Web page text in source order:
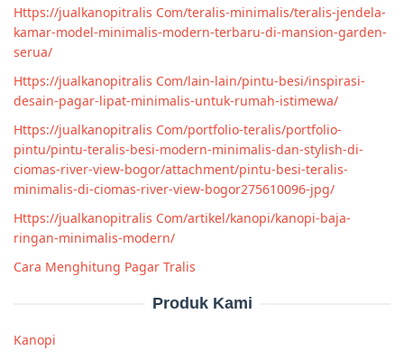
Https://jualkanopitralis Com/teralis-minimalis/teralis-jendela-
kamar-model-minimalis-modern-terbaru-di-mansion-garden-
serua/
Https://jualkanopitralis Com/lain-lain/pintu-besi/inspirasi-
desain-pagar-lipat-minimalis-untuk-rumah-istimewa/
Https://jualkanopitralis Com/portfolio-teralis/portfolio-
pintu/pintu-teralis-besi-modern-minimalis-dan-stylish-di-
ciomas-river-view-bogor/attachment/pintu-besi-teralis-
minimalis-di-ciomas-river-view-bogor275610096-jpg/
Https://jualkanopitralis Com/artikel/kanopi/kanopi-baja-
ringan-minimalis-modern/
Cara Menghitung Pagar Tralis
Produk Kami
Kanopi